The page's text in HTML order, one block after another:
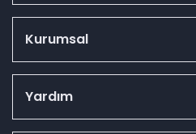
Kurumsal
Yardım